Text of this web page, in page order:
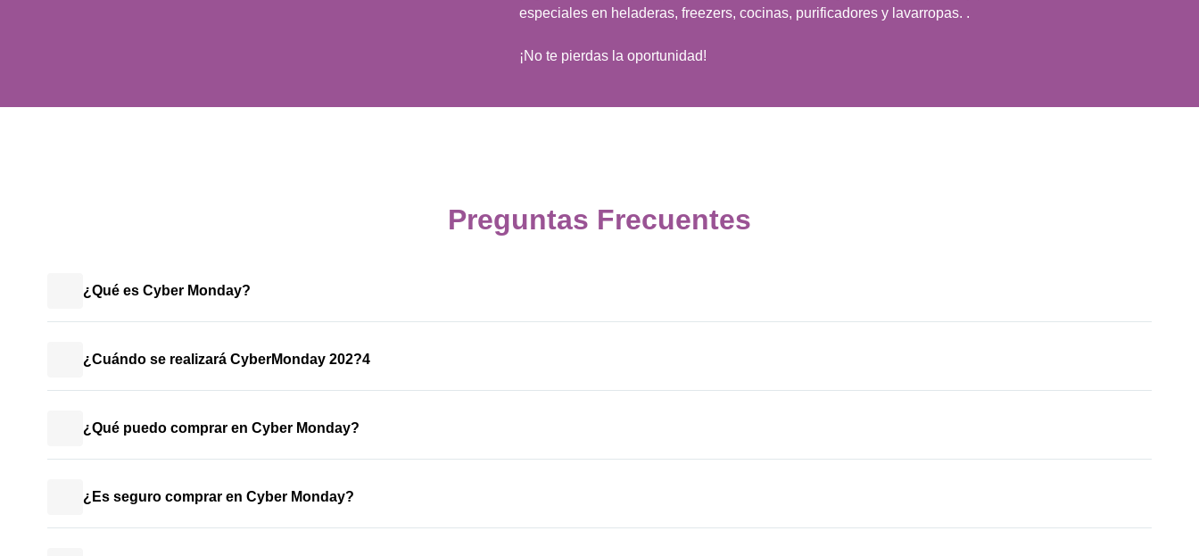
especiales en heladeras, freezers, cocinas, purificadores y lavarropas. .
¡No te pierdas la oportunidad!
Preguntas Frecuentes
¿Qué es Cyber Monday?
¿Cuándo se realizará CyberMonday 202?4
¿Qué puedo comprar en Cyber Monday?
¿Es seguro comprar en Cyber Monday?